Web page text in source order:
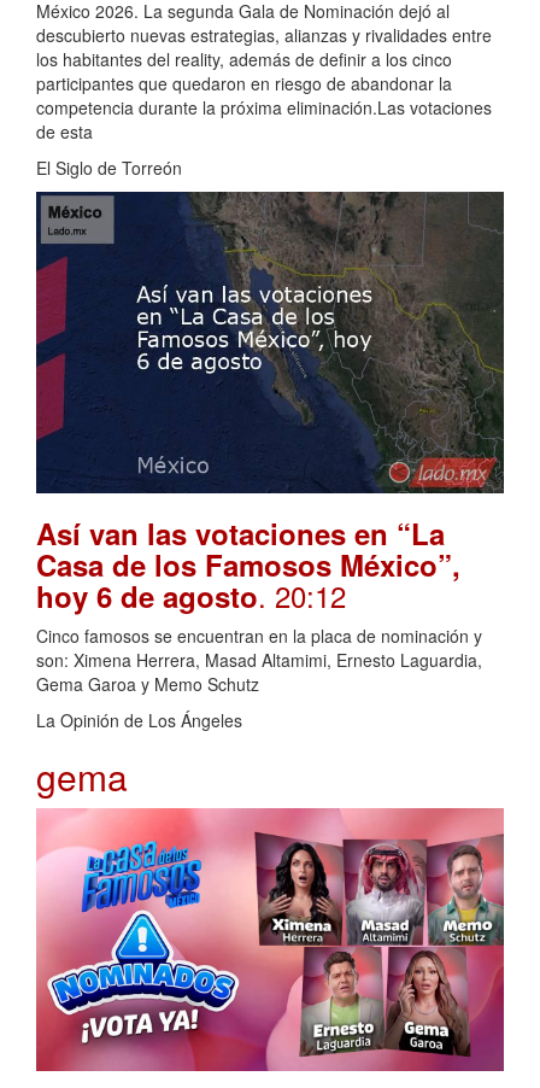
México 2026. La segunda Gala de Nominación dejó al
descubierto nuevas estrategias, alianzas y rivalidades entre
los habitantes del reality, además de definir a los cinco
participantes que quedaron en riesgo de abandonar la
competencia durante la próxima eliminación.Las votaciones
de esta
El Siglo de Torreón
Así van las votaciones en “La
Casa de los Famosos México”,
hoy 6 de agosto. 20:12
Cinco famosos se encuentran en la placa de nominación y
son: Ximena Herrera, Masad Altamimi, Ernesto Laguardia,
Gema Garoa y Memo Schutz
La Opinión de Los Ángeles
gema